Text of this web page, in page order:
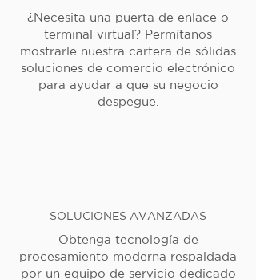
¿Necesita una puerta de enlace o
terminal virtual? Permítanos
mostrarle nuestra cartera de sólidas
soluciones de comercio electrónico
para ayudar a que su negocio
despegue.
SOLUCIONES AVANZADAS
Obtenga tecnología de
procesamiento moderna respaldada
por un equipo de servicio dedicado